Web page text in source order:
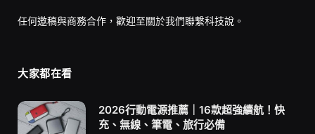
任何邀稿與商務合作，歡迎至關於我們聯繫科技說。
大家都在看
2026行動電源推薦｜16款超強續航！快
充、無線、筆電、旅行必備